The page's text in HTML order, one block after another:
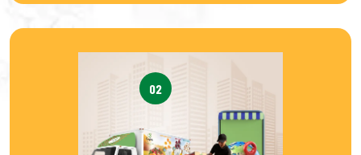
02